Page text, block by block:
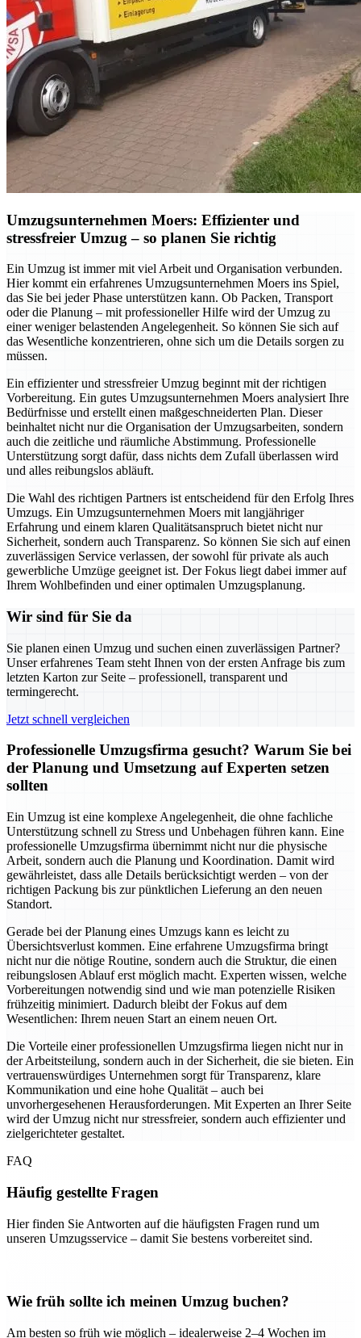
Umzugsunternehmen Moers: Effizienter und
stressfreier Umzug – so planen Sie richtig
Ein Umzug ist immer mit viel Arbeit und Organisation verbunden.
Hier kommt ein erfahrenes Umzugsunternehmen Moers ins Spiel,
das Sie bei jeder Phase unterstützen kann. Ob Packen, Transport
oder die Planung – mit professioneller Hilfe wird der Umzug zu
einer weniger belastenden Angelegenheit. So können Sie sich auf
das Wesentliche konzentrieren, ohne sich um die Details sorgen zu
müssen.
Ein effizienter und stressfreier Umzug beginnt mit der richtigen
Vorbereitung. Ein gutes Umzugsunternehmen Moers analysiert Ihre
Bedürfnisse und erstellt einen maßgeschneiderten Plan. Dieser
beinhaltet nicht nur die Organisation der Umzugsarbeiten, sondern
auch die zeitliche und räumliche Abstimmung. Professionelle
Unterstützung sorgt dafür, dass nichts dem Zufall überlassen wird
und alles reibungslos abläuft.
Die Wahl des richtigen Partners ist entscheidend für den Erfolg Ihres
Umzugs. Ein Umzugsunternehmen Moers mit langjähriger
Erfahrung und einem klaren Qualitätsanspruch bietet nicht nur
Sicherheit, sondern auch Transparenz. So können Sie sich auf einen
zuverlässigen Service verlassen, der sowohl für private als auch
gewerbliche Umzüge geeignet ist. Der Fokus liegt dabei immer auf
Ihrem Wohlbefinden und einer optimalen Umzugsplanung.
Wir sind für Sie da
Sie planen einen Umzug und suchen einen zuverlässigen Partner?
Unser erfahrenes Team steht Ihnen von der ersten Anfrage bis zum
letzten Karton zur Seite – professionell, transparent und
termingerecht.
Jetzt schnell vergleichen
Professionelle Umzugsfirma gesucht? Warum Sie bei
der Planung und Umsetzung auf Experten setzen
sollten
Ein Umzug ist eine komplexe Angelegenheit, die ohne fachliche
Unterstützung schnell zu Stress und Unbehagen führen kann. Eine
professionelle Umzugsfirma übernimmt nicht nur die physische
Arbeit, sondern auch die Planung und Koordination. Damit wird
gewährleistet, dass alle Details berücksichtigt werden – von der
richtigen Packung bis zur pünktlichen Lieferung an den neuen
Standort.
Gerade bei der Planung eines Umzugs kann es leicht zu
Übersichtsverlust kommen. Eine erfahrene Umzugsfirma bringt
nicht nur die nötige Routine, sondern auch die Struktur, die einen
reibungslosen Ablauf erst möglich macht. Experten wissen, welche
Vorbereitungen notwendig sind und wie man potenzielle Risiken
frühzeitig minimiert. Dadurch bleibt der Fokus auf dem
Wesentlichen: Ihrem neuen Start an einem neuen Ort.
Die Vorteile einer professionellen Umzugsfirma liegen nicht nur in
der Arbeitsteilung, sondern auch in der Sicherheit, die sie bieten. Ein
vertrauenswürdiges Unternehmen sorgt für Transparenz, klare
Kommunikation und eine hohe Qualität – auch bei
unvorhergesehenen Herausforderungen. Mit Experten an Ihrer Seite
wird der Umzug nicht nur stressfreier, sondern auch effizienter und
zielgerichteter gestaltet.
FAQ
Häufig gestellte Fragen
Hier finden Sie Antworten auf die häufigsten Fragen rund um
unseren Umzugsservice – damit Sie bestens vorbereitet sind.
Wie früh sollte ich meinen Umzug buchen?
Am besten so früh wie möglich – idealerweise 2–4 Wochen im